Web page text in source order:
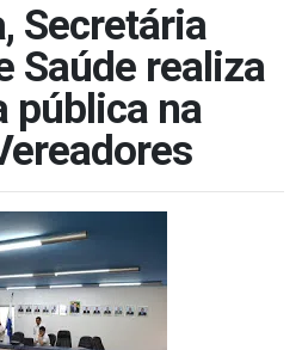
Secretária
Saúde realiza
pública na